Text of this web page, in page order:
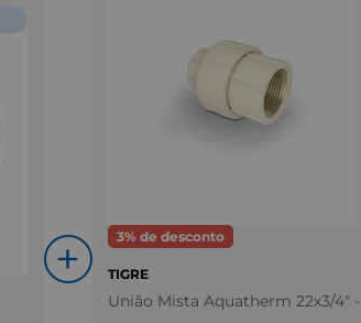
+ 3% de desconto
TIGRE
União Mista Aquatherm 22x3/4"